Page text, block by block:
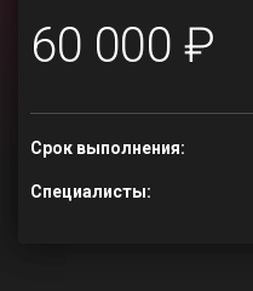
60 000 ₽
Срок выполнения:
Специалисты: